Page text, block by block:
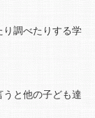
調べたりする学
と他の子ども達